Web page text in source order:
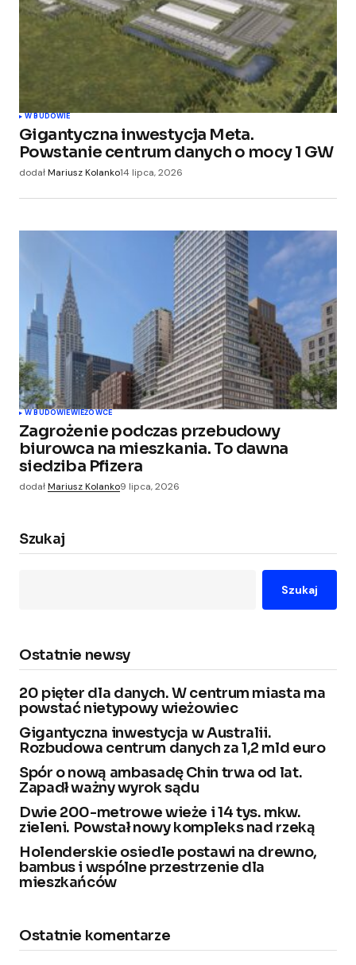
W BUDOWIE
Gigantyczna inwestycja Meta.
Powstanie centrum danych o mocy 1 GW
dodałMariusz Kolanko14 lipca, 2026
W BUDOWIEWIEŻOWCE
Zagrożenie podczas przebudowy
biurowca na mieszkania. To dawna
siedziba Pfizera
dodałMariusz Kolanko9 lipca, 2026
Szukaj
Szukaj
Ostatnie newsy
20 pięter dla danych. W centrum miasta ma
powstać nietypowy wieżowiec
Gigantyczna inwestycja w Australii.
Rozbudowa centrum danych za 1,2 mld euro
Spór o nową ambasadę Chin trwa od lat.
Zapadł ważny wyrok sądu
Dwie 200-metrowe wieże i 14 tys. mkw.
zieleni. Powstał nowy kompleks nad rzeką
Holenderskie osiedle postawi na drewno,
bambus i wspólne przestrzenie dla
mieszkańców
Ostatnie komentarze